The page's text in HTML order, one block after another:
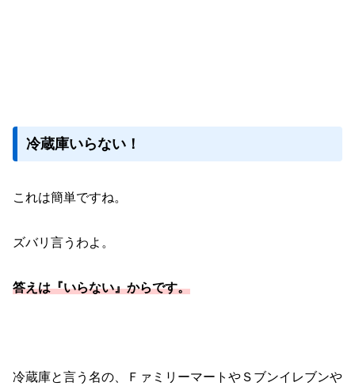
冷蔵庫いらない！
これは簡単ですね。
ズバリ言うわよ。
答えは『いらない』からです。
冷蔵庫と言う名の、ＦァミリーマートやＳブンイレブンや